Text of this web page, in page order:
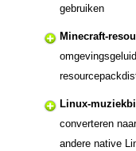
gebruiken
Minecraft-
Linux-
converteren
andere native